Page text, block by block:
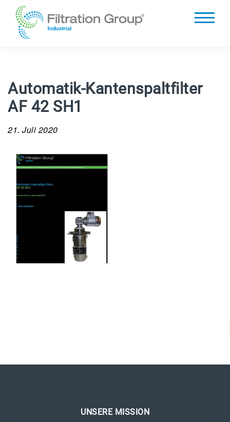
Automatik-Kantenspaltfilter
AF 42 SH1
21. Juli 2020
UNSERE MISSION